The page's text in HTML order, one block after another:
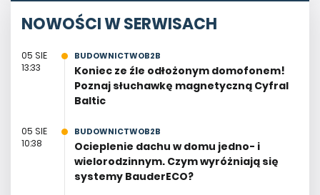
NOWOŚCI W SERWISACH
05 SIE
13:33
BUDOWNICTWOB2B
Koniec ze źle odłożonym domofonem!
Poznaj słuchawkę magnetyczną Cyfral
Baltic
05 SIE
10:38
BUDOWNICTWOB2B
Ocieplenie dachu w domu jedno- i
wielorodzinnym. Czym wyróżniają się
systemy BauderECO?